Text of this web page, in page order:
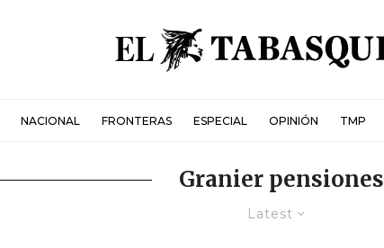
NACIONAL FRONTERAS ESPECIAL OPINIÓN TMP
Granier pensiones
Latest